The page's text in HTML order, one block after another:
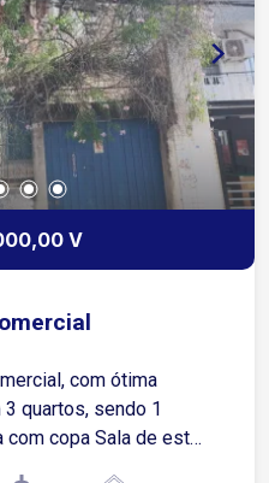
V
com ótima
quartos, sendo 1